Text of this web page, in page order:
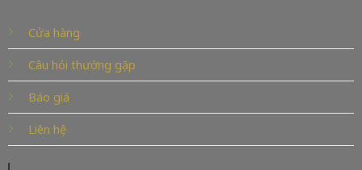
Cửa hàng
Câu hỏi thường gặp
Báo giá
Liên hệ